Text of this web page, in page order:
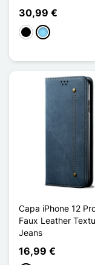
30,99 €
PretoAzul Claro
Capa iPhone 12
Faux Leather
Jeans
16,99 €